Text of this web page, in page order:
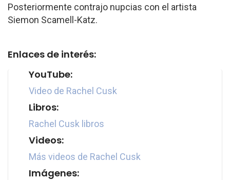
Posteriormente contrajo nupcias con el artista
Siemon Scamell-Katz.
Enlaces de interés:
YouTube:
Video de Rachel Cusk
Libros:
Rachel Cusk libros
Videos:
Más videos de Rachel Cusk
Imágenes: